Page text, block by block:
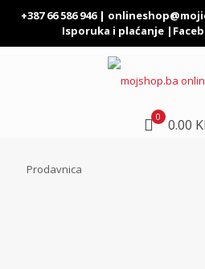
+387 66 586 946 |
Isporuka i plaćanje|
0 0.00
Prodavnica